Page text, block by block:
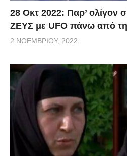
28 Οκτ 2022: Παρ’ ολίγον
ΖΕΥΣ με UFO πάνω από
2 ΝΟΕΜΒΡΊΟΥ, 2022